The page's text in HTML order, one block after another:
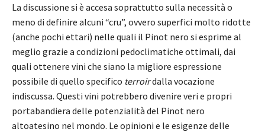
La discussione si è accesa soprattutto sulla necessità o
meno di definire alcuni “cru”, ovvero superfici molto ridotte
(anche pochi ettari) nelle quali il Pinot nero si esprime al
meglio grazie a condizioni pedoclimatiche ottimali, dai
quali ottenere vini che siano la migliore espressione
possibile di quello specifico terroirdalla vocazione
indiscussa. Questi vini potrebbero divenire veri e propri
portabandiera delle potenzialità del Pinot nero
altoatesino nel mondo. Le opinioni e le esigenze delle